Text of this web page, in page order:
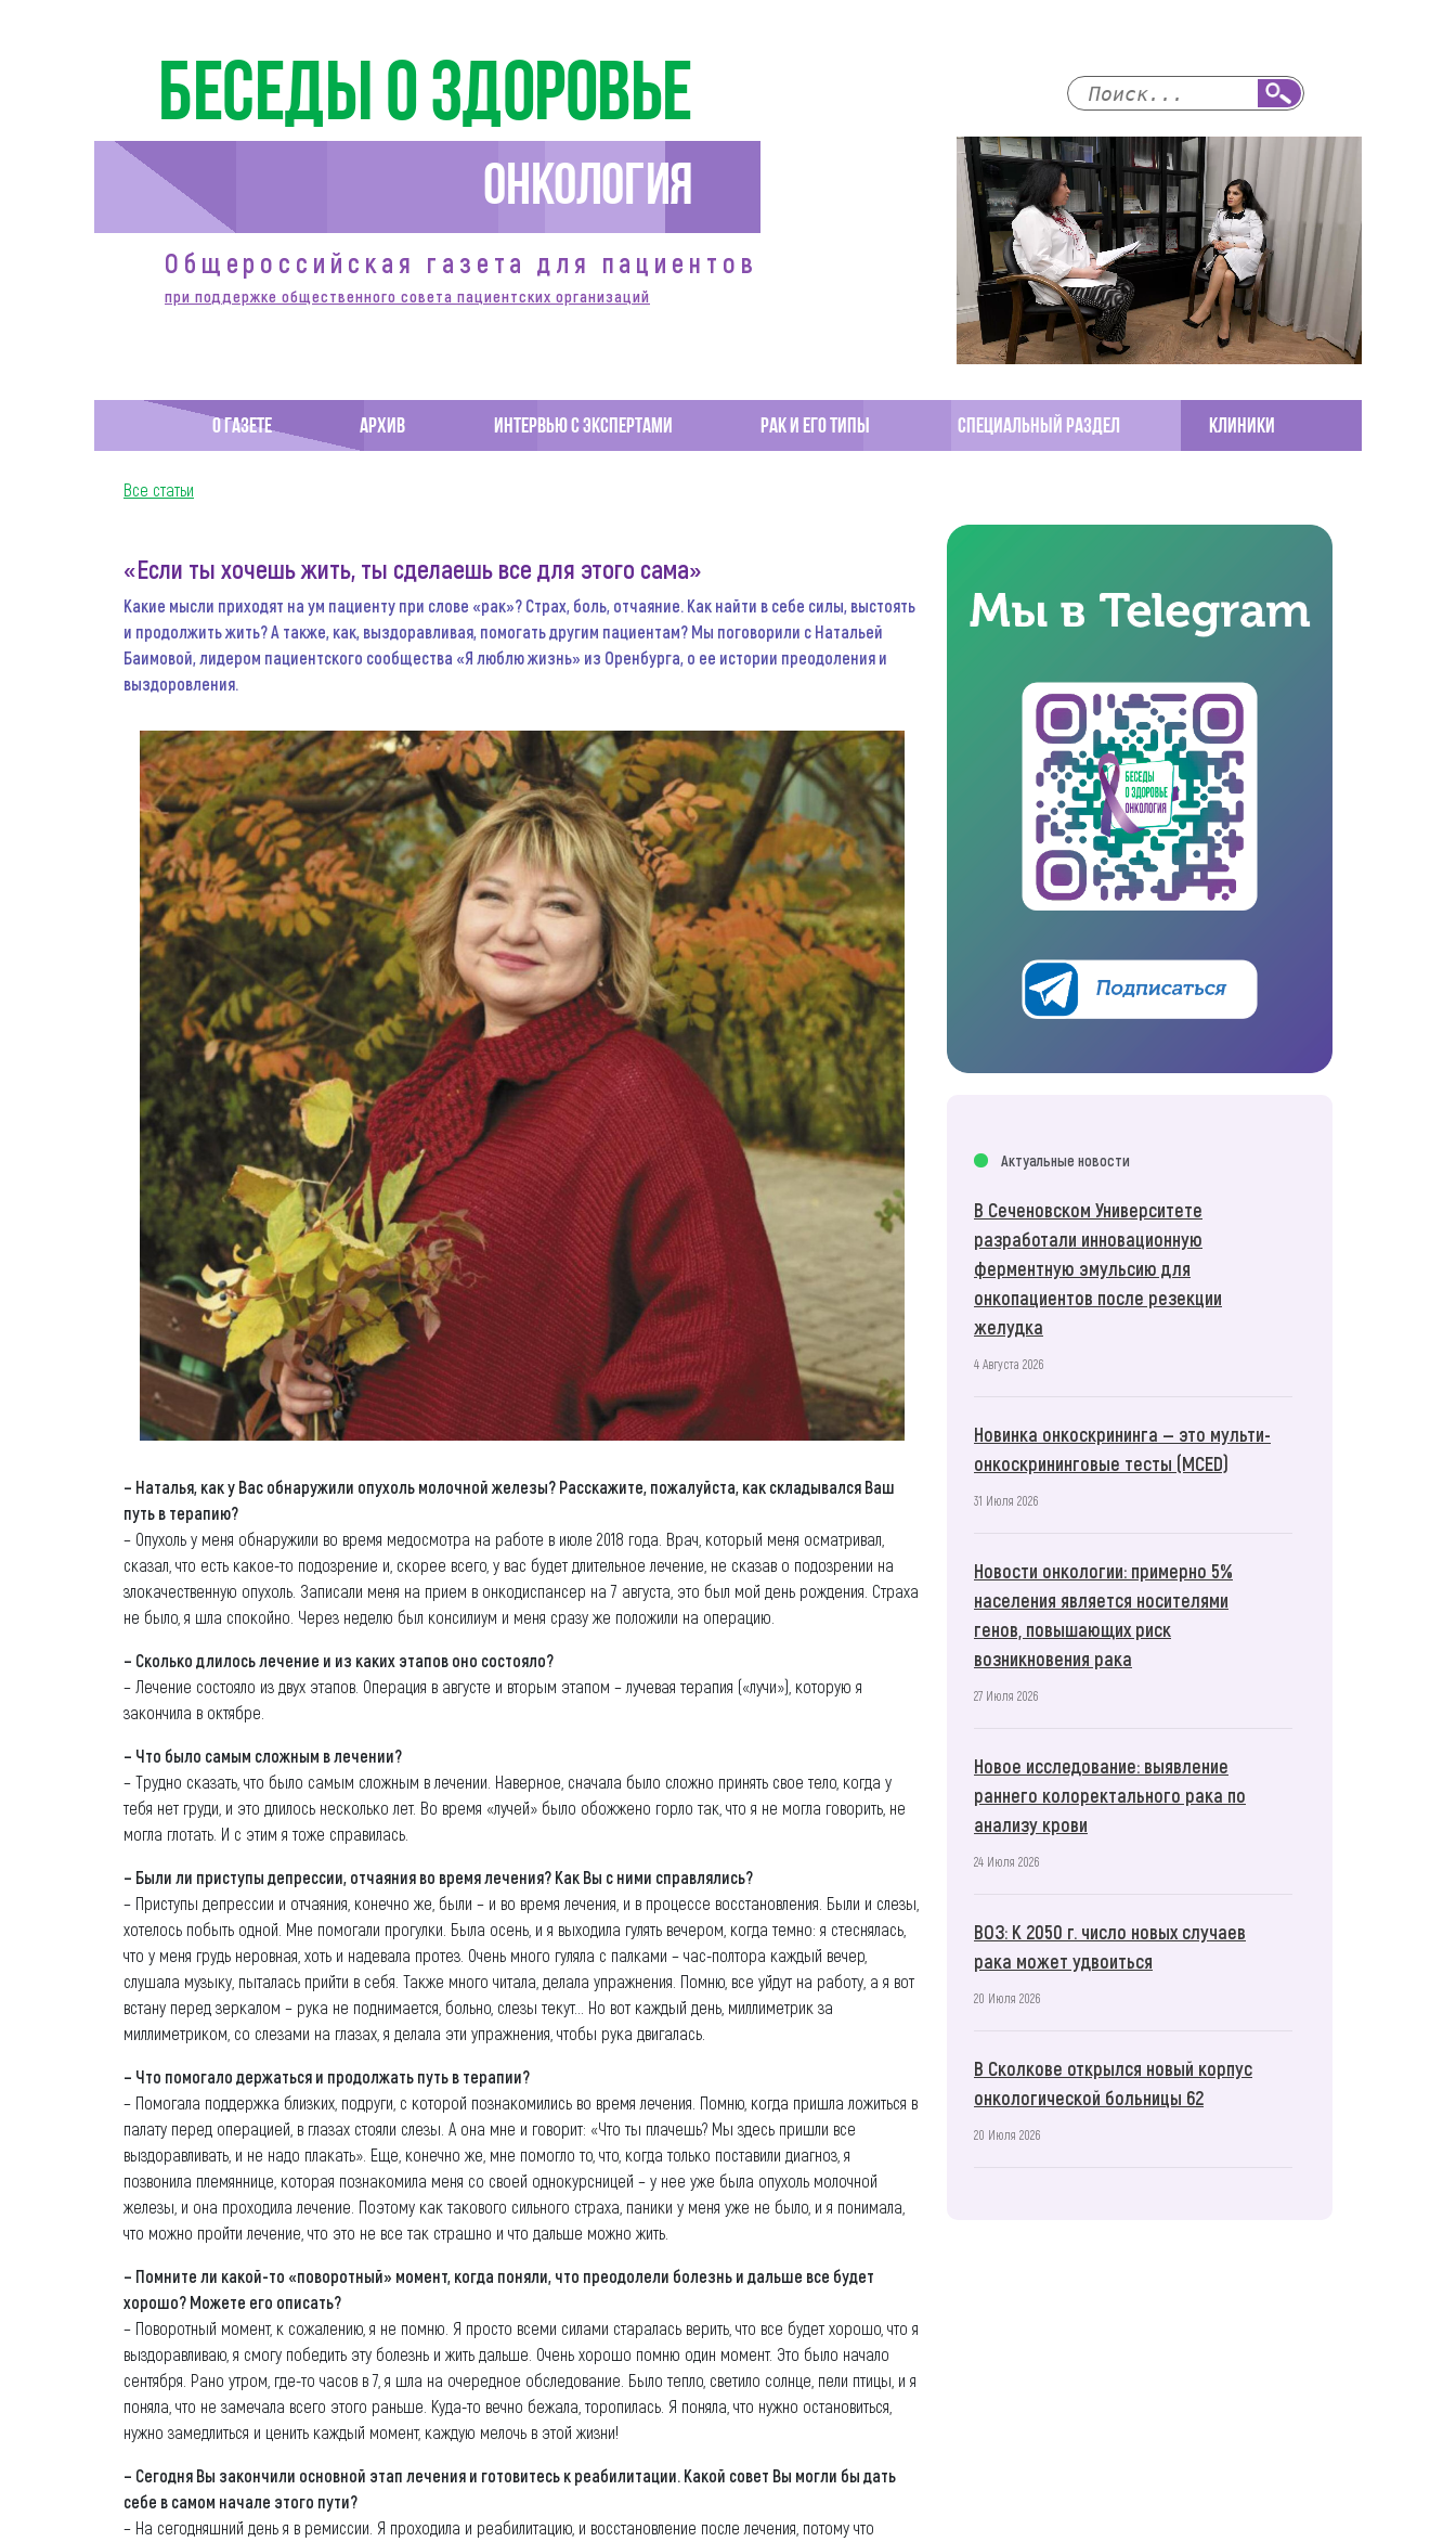
Беседы о здоровье
Онкология
Общероссийская газета для пациентов
при поддержке общественного совета пациентских организаций
О ГАЗЕТЕ АРХИВ Интервью с экспертами Рак и его типы Специальный раздел КЛИНИКИ
Все статьи
«Если ты хочешь жить, ты сделаешь все для этого сама»
Какие мысли приходят на ум пациенту при слове «рак»? Страх, боль, отчаяние. Как найти в себе силы, выстоять
и продолжить жить? А также, как, выздоравливая, помогать другим пациентам? Мы поговорили с Натальей
Баимовой, лидером пациентского сообщества «Я люблю жизнь» из Оренбурга, о ее истории преодоления и
выздоровления.
– Наталья, как у Вас обнаружили опухоль молочной железы? Расскажите, пожалуйста, как складывался Ваш
путь в терапию?
– Опухоль у меня обнаружили во время медосмотра на работе в июле 2018 года. Врач, который меня осматривал,
сказал, что есть какое-то подозрение и, скорее всего, у вас будет длительное лечение, не сказав о подозрении на
злокачественную опухоль. Записали меня на прием в онкодиспансер на 7 августа, это был мой день рождения. Страха
не было, я шла спокойно. Через неделю был консилиум и меня сразу же положили на операцию.
– Сколько длилось лечение и из каких этапов оно состояло?
– Лечение состояло из двух этапов. Операция в августе и вторым этапом – лучевая терапия («лучи»), которую я
закончила в октябре.
– Что было самым сложным в лечении?
– Трудно сказать, что было самым сложным в лечении. Наверное, сначала было сложно принять свое тело, когда у
тебя нет груди, и это длилось несколько лет. Во время «лучей» было обожжено горло так, что я не могла говорить, не
могла глотать. И с этим я тоже справилась.
– Были ли приступы депрессии, отчаяния во время лечения? Как Вы с ними справлялись?
– Приступы депрессии и отчаяния, конечно же, были – и во время лечения, и в процессе восстановления. Были и слезы,
хотелось побыть одной. Мне помогали прогулки. Была осень, и я выходила гулять вечером, когда темно: я стеснялась,
что у меня грудь неровная, хоть и надевала протез. Очень много гуляла с палками – час-полтора каждый вечер,
слушала музыку, пыталась прийти в себя. Также много читала, делала упражнения. Помню, все уйдут на работу, а я вот
встану перед зеркалом – рука не поднимается, больно, слезы текут... Но вот каждый день, миллиметрик за
миллиметриком, со слезами на глазах, я делала эти упражнения, чтобы рука двигалась.
– Что помогало держаться и продолжать путь в терапии?
– Помогала поддержка близких, подруги, с которой познакомились во время лечения. Помню, когда пришла ложиться в
палату перед операцией, в глазах стояли слезы. А она мне и говорит: «Что ты плачешь? Мы здесь пришли все
выздоравливать, и не надо плакать». Еще, конечно же, мне помогло то, что, когда только поставили диагноз, я
позвонила племяннице, которая познакомила меня со своей однокурсницей – у нее уже была опухоль молочной
железы, и она проходила лечение. Поэтому как такового сильного страха, паники у меня уже не было, и я понимала,
что можно пройти лечение, что это не все так страшно и что дальше можно жить.
– Помните ли какой-то «поворотный» момент, когда поняли, что преодолели болезнь и дальше все будет
хорошо? Можете его описать?
– Поворотный момент, к сожалению, я не помню. Я просто всеми силами старалась верить, что все будет хорошо, что я
выздоравливаю, я смогу победить эту болезнь и жить дальше. Очень хорошо помню один момент. Это было начало
сентября. Рано утром, где-то часов в 7, я шла на очередное обследование. Было тепло, светило солнце, пели птицы, и я
поняла, что не замечала всего этого раньше. Куда-то вечно бежала, торопилась. Я поняла, что нужно остановиться,
нужно замедлиться и ценить каждый момент, каждую мелочь в этой жизни!
– Сегодня Вы закончили основной этап лечения и готовитесь к реабилитации. Какой совет Вы могли бы дать
себе в самом начале этого пути?
– На сегодняшний день я в ремиссии. Я проходила и реабилитацию, и восстановление после лечения, потому что
Актуальные новости
В Сеченовском Университете
разработали инновационную
ферментную эмульсию для
онкопациентов после резекции
желудка
4 Августа 2026
Новинка онкоскрининга — это мульти-
онкоскрининговые тесты (MCED)
31 Июля 2026
Новости онкологии: примерно 5%
населения является носителями
генов, повышающих риск
возникновения рака
27 Июля 2026
Новое исследование: выявление
раннего колоректального рака по
анализу крови
24 Июля 2026
ВОЗ: К 2050 г. число новых случаев
рака может удвоиться
20 Июля 2026
В Сколкове открылся новый корпус
онкологической больницы 62
20 Июля 2026